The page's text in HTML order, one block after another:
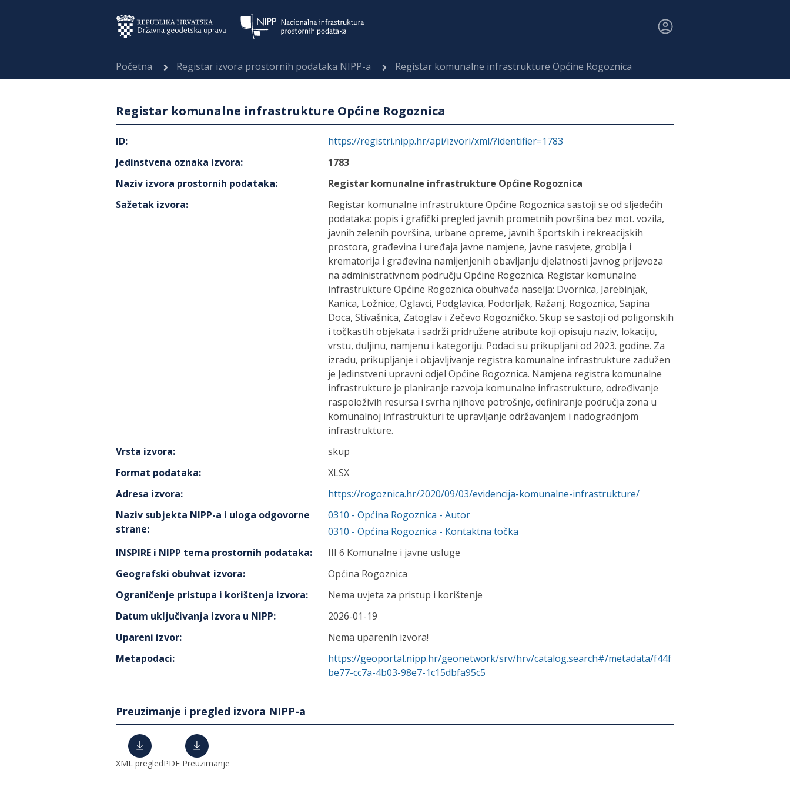
Početna Registar izvora prostornih podataka NIPP-a Registar komunalne infrastrukture Općine Rogoznica
Registar komunalne infrastrukture Općine Rogoznica
ID:
https://registri.nipp.hr/api/izvori/xml/?identifier=1783
Jedinstvena oznaka izvora:
1783
Naziv izvora prostornih podataka:
Registar komunalne infrastrukture Općine Rogoznica
Sažetak izvora:
Registar komunalne infrastrukture Općine Rogoznica sastoji se od sljedećih
podataka: popis i grafički pregled javnih prometnih površina bez mot. vozila,
javnih zelenih površina, urbane opreme, javnih športskih i rekreacijskih
prostora, građevina i uređaja javne namjene, javne rasvjete, groblja i
krematorija i građevina namijenjenih obavljanju djelatnosti javnog prijevoza
na administrativnom području Općine Rogoznica. Registar komunalne
infrastrukture Općine Rogoznica obuhvaća naselja: Dvornica, Jarebinjak,
Kanica, Ložnice, Oglavci, Podglavica, Podorljak, Ražanj, Rogoznica, Sapina
Doca, Stivašnica, Zatoglav i Zečevo Rogozničko. Skup se sastoji od poligonskih
i točkastih objekata i sadrži pridružene atribute koji opisuju naziv, lokaciju,
vrstu, duljinu, namjenu i kategoriju. Podaci su prikupljani od 2023. godine. Za
izradu, prikupljanje i objavljivanje registra komunalne infrastrukture zadužen
je Jedinstveni upravni odjel Općine Rogoznica. Namjena registra komunalne
infrastrukture je planiranje razvoja komunalne infrastrukture, određivanje
raspoloživih resursa i svrha njihove potrošnje, definiranje područja zona u
komunalnoj infrastrukturi te upravljanje održavanjem i nadogradnjom
infrastrukture.
Vrsta izvora:
skup
Format podataka:
XLSX
Adresa izvora:
https://rogoznica.hr/2020/09/03/evidencija-komunalne-infrastrukture/
Naziv subjekta NIPP-a i uloga odgovorne
strane:
0310 - Općina Rogoznica - Autor
0310 - Općina Rogoznica - Kontaktna točka
INSPIRE i NIPP tema prostornih podataka:
III 6 Komunalne i javne usluge
Geografski obuhvat izvora:
Općina Rogoznica
Ograničenje pristupa i korištenja izvora:
Nema uvjeta za pristup i korištenje
Datum uključivanja izvora u NIPP:
2026-01-19
Upareni izvor:
Nema uparenih izvora!
Metapodaci:
https://geoportal.nipp.hr/geonetwork/srv/hrv/catalog.search#/metadata/f44f
be77-cc7a-4b03-98e7-1c15dbfa95c5
Preuzimanje i pregled izvora NIPP-a
XML pregledPDF Preuzimanje